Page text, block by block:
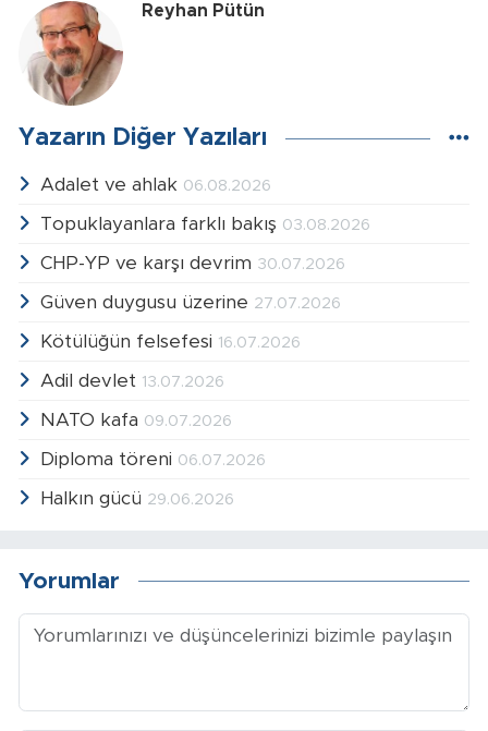
Reyhan Pütün
Yazarın Diğer Yazıları
Adalet ve ahlak 06.08.2026
Topuklayanlara farklı bakış 03.08.2026
CHP-YP ve karşı devrim 30.07.2026
Güven duygusu üzerine 27.07.2026
Kötülüğün felsefesi 16.07.2026
Adil devlet 13.07.2026
NATO kafa 09.07.2026
Diploma töreni 06.07.2026
Halkın gücü 29.06.2026
Yorumlar